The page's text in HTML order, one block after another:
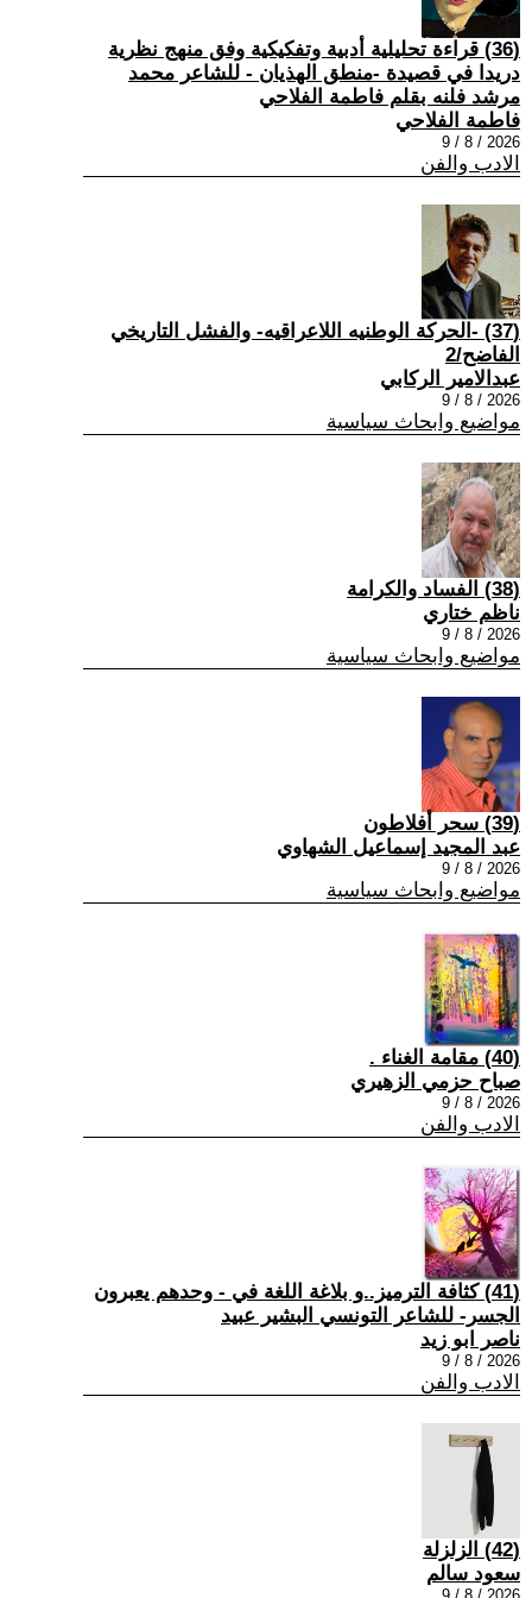
(36) قراءة تحليلية أدبية وتفكيكية وفق منهج نظرية
دريدا في قصيدة -منطق الهذيان - للشاعر محمد
مرشد فلنه بقلم فاطمة الفلاحي
فاطمة الفلاحي
2026 / 8 / 9
الادب والفن
(37) -الحركة الوطنيه اللاعراقيه- والفشل التاريخي
الفاضح/2
عبدالامير الركابي
2026 / 8 / 9
مواضيع وابحاث سياسية
(38) الفساد والكرامة
ناظم ختاري
2026 / 8 / 9
مواضيع وابحاث سياسية
(39) سحر أفلاطون
عبد المجيد إسماعيل الشهاوي
2026 / 8 / 9
مواضيع وابحاث سياسية
(40) مقامة الغناء .
صباح حزمي الزهيري
2026 / 8 / 9
الادب والفن
(41) كثافة الترميز..و بلاغة اللغة في - وحدهم يعبرون
الجسر- للشاعر التونسي البشير عبيد
ناصر ابو زيد
2026 / 8 / 9
الادب والفن
(42) الزلزلة
سعود سالم